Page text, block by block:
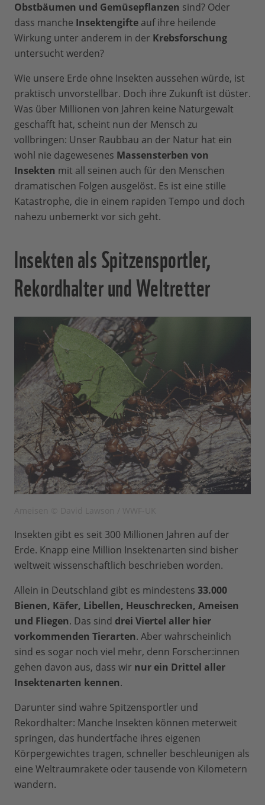
Obstbäumen und Gemüsepflanzen sind? Oder
dass manche Insektengifte auf ihre heilende
Wirkung unter anderem in der Krebsforschung
untersucht werden?
Wie unsere Erde ohne Insekten aussehen würde, ist
praktisch unvorstellbar. Doch ihre Zukunft ist düster.
Was über Millionen von Jahren keine Naturgewalt
geschafft hat, scheint nun der Mensch zu
vollbringen: Unser Raubbau an der Natur hat ein
wohl nie dagewesenes Massensterben von
Insekten mit all seinen auch für den Menschen
dramatischen Folgen ausgelöst. Es ist eine stille
Katastrophe, die in einem rapiden Tempo und doch
nahezu unbemerkt vor sich geht.
Insekten als Spitzensportler,
Rekordhalter und Weltretter
Insekten gibt es seit 300 Millionen Jahren auf der
Erde. Knapp eine Million Insektenarten sind bisher
weltweit wissenschaftlich beschrieben worden.
Allein in Deutschland gibt es mindestens 33.000
Bienen, Käfer, Libellen, Heuschrecken, Ameisen
und Fliegen. Das sind drei Viertel aller hier
vorkommenden Tierarten. Aber wahrscheinlich
sind es sogar noch viel mehr, denn Forscher:innen
gehen davon aus, dass wir nur ein Drittel aller
Insektenarten kennen.
Darunter sind wahre Spitzensportler und
Rekordhalter: Manche Insekten können meterweit
springen, das hundertfache ihres eigenen
Körpergewichtes tragen, schneller beschleunigen als
eine Weltraumrakete oder tausende von Kilometern
wandern.